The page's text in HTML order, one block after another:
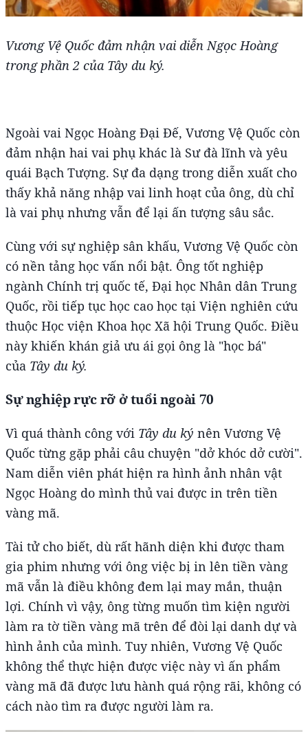
Vương Vệ Quốc đảm nhận vai diễn Ngọc Hoàng
trong phần 2 của Tây du ký.
Ngoài vai Ngọc Hoàng Đại Đế, Vương Vệ Quốc còn
đảm nhận hai vai phụ khác là Sư đà lĩnh và yêu
quái Bạch Tượng. Sự đa dạng trong diễn xuất cho
thấy khả năng nhập vai linh hoạt của ông, dù chỉ
là vai phụ nhưng vẫn để lại ấn tượng sâu sắc.
Cùng với sự nghiệp sân khấu, Vương Vệ Quốc còn
có nền tảng học vấn nổi bật. Ông tốt nghiệp
ngành Chính trị quốc tế, Đại học Nhân dân Trung
Quốc, rồi tiếp tục học cao học tại Viện nghiên cứu
thuộc Học viện Khoa học Xã hội Trung Quốc. Điều
này khiến khán giả ưu ái gọi ông là "học bá"
của Tây du ký.
Sự nghiệp rực rỡ ở tuổi ngoài 70
Vì quá thành công với Tây du ký nên Vương Vệ
Quốc từng gặp phải câu chuyện "dở khóc dở cười".
Nam diễn viên phát hiện ra hình ảnh nhân vật
Ngọc Hoàng do mình thủ vai được in trên tiền
vàng mã.
Tài tử cho biết, dù rất hãnh diện khi được tham
gia phim nhưng với ông việc bị in lên tiền vàng
mã vẫn là điều không đem lại may mắn, thuận
lợi. Chính vì vậy, ông từng muốn tìm kiện người
làm ra tờ tiền vàng mã trên để đòi lại danh dự và
hình ảnh của mình. Tuy nhiên, Vương Vệ Quốc
không thể thực hiện được việc này vì ấn phẩm
vàng mã đã được lưu hành quá rộng rãi, không có
cách nào tìm ra được người làm ra.